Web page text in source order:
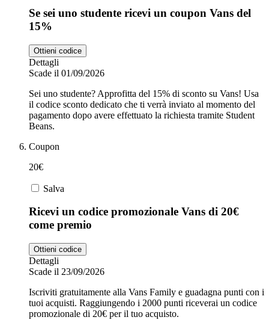
Se sei uno studente ricevi un coupon Vans del
15%
Ottieni codice
Dettagli
Scade il 01/09/2026
Sei uno studente? Approfitta del 15% di sconto su Vans! Usa
il codice sconto dedicato che ti verrà inviato al momento del
pagamento dopo avere effettuato la richiesta tramite Student
Beans.
Coupon
20€
Salva
Ricevi un codice promozionale Vans di 20€
come premio
Ottieni codice
Dettagli
Scade il 23/09/2026
Iscriviti gratuitamente alla Vans Family e guadagna punti con i
tuoi acquisti. Raggiungendo i 2000 punti riceverai un codice
promozionale di 20€ per il tuo acquisto.